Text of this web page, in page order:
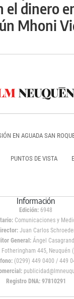
el dinero
Mhoni
EN AGUADA SAN
PUNTOS DE VISTA
Información
Edición: 6948
Comunicaciones y
Juan Carlos
General:Ángel
Fotheringham 445, Neuquén
(0299) 449 0400 / 449
Registro DNA: 97810291